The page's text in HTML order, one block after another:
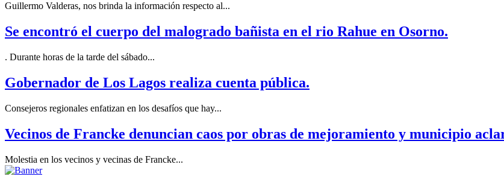
Guillermo Valderas, nos brinda la información respecto al...
Se encontró el cuerpo del malogrado bañista en el rio Rahue en Osorno.
. Durante horas de la tarde del sábado...
Gobernador de Los Lagos realiza cuenta pública.
Consejeros regionales enfatizan en los desafíos que hay...
Vecinos de Francke denuncian caos por obras de mejoramiento y municipio
Molestia en los vecinos y vecinas de Francke...